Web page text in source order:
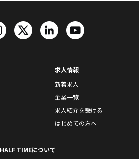
求人情報
新着求人
企業一覧
求人紹介を受ける
はじめての方へ
HALF TIMEについて